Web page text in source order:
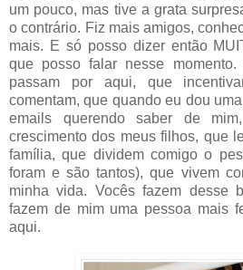
um pouco, mas tive a grata
o contrário. Fiz mais amigos,
mais. E só posso dizer então
que posso falar nesse
passam por aqui, que
comentam, que quando eu dou
emails querendo saber de
crescimento dos meus filhos, que
família, que dividem comigo o
foram e são tantos), que vivem
minha vida. Vocês fazem desse
fazem de mim uma pessoa mais
aqui.